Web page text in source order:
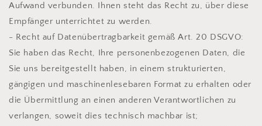
Aufwand verbunden. Ihnen steht das Recht zu, über diese
Empfänger unterrichtet zu werden.
- Recht auf Datenübertragbarkeit gemäß Art. 20 DSGVO:
Sie haben das Recht, Ihre personenbezogenen Daten, die
Sie uns bereitgestellt haben, in einem strukturierten,
gängigen und maschinenlesebaren Format zu erhalten oder
die Übermittlung an einen anderen Verantwortlichen zu
verlangen, soweit dies technisch machbar ist;